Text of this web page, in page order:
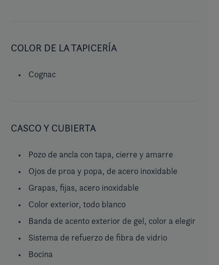
COLOR DE LA TAPICERÍA
Cognac
CASCO Y CUBIERTA
Pozo de ancla con tapa, cierre y amarre
Ojos de proa y popa, de acero inoxidable
Grapas, fijas, acero inoxidable
Color exterior, todo blanco
Banda de acento exterior de gel, color a elegir
Sistema de refuerzo de fibra de vidrio
Bocina